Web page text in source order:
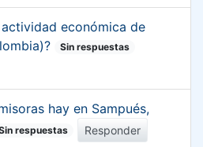
económica de
Sin respuestas
hay en Sampués,
respuestas Responder